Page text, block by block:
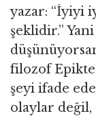
yazar: “İyiyi
şeklidir.”
filozof
şeyi ifade
olaylar değil,